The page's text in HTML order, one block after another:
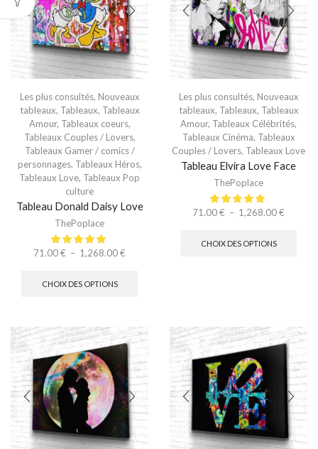
Les plus consultés, Nouveaux
tableaux, Tableaux, Tableaux
Amour, Tableaux coeurs,
Tableaux Couples / Lovers,
Tableaux Gamer / comics /
personnages, Tableaux Héros,
Tableaux Love, Tableaux Pop
culture
Tableau Donald Daisy Love
ThePoplace
71.00€ – 1,268.00€
CHOIX DES OPTIONS
Les plus consultés, Nouveaux
tableaux, Tableaux, Tableaux
Amour, Tableaux Célébrités,
Tableaux Cinéma, Tableaux
Couples / Lovers, Tableaux Love
Tableau Elvira Love Face
ThePoplace
71.00€ – 1,268.00€
CHOIX DES OPTIONS